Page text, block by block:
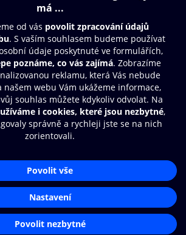
a.s.
osobních údajů
Aplikace O2 Knihovna
Čti a poslouchej své e-knihy a
audioknihy rychleji a pohodlněji.